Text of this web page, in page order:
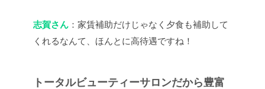
志賀さん ：家賃補助だけじゃなく夕食も補助して
くれるなんて、ほんとに高待遇ですね！
トータルビューティーサロンだから豊富